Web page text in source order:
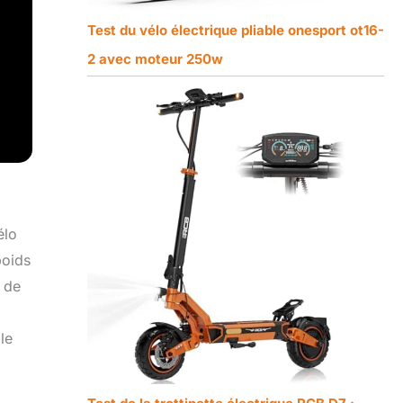
de
Test du vélo électrique pliable onesport ot16-
2 avec moteur 250w